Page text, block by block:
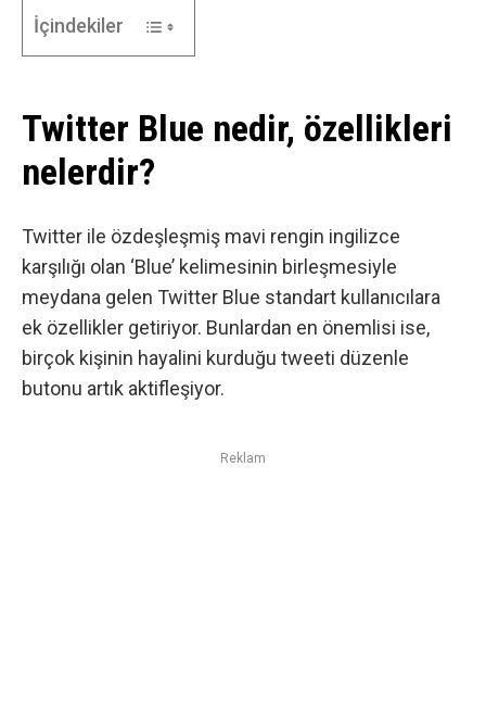
İçindekiler
Twitter Blue nedir, özellikleri
nelerdir?
Twitter ile özdeşleşmiş mavi rengin ingilizce
karşılığı olan ‘Blue’ kelimesinin birleşmesiyle
meydana gelen Twitter Blue standart kullanıcılara
ek özellikler getiriyor. Bunlardan en önemlisi ise,
birçok kişinin hayalini kurduğu tweeti düzenle
butonu artık aktifleşiyor.
Reklam